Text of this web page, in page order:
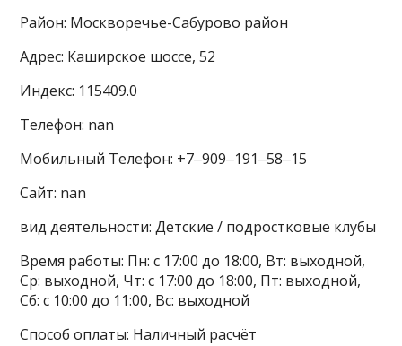
Район: Москворечье-Сабурово район
Адрес: Каширское шоссе, 52
Индекс: 115409.0
Телефон: nan
Мобильный Телефон: +7‒909‒191‒58‒15
Сайт: nan
вид деятельности: Детские / подростковые клубы
Время работы: Пн: с 17:00 до 18:00, Вт: выходной,
Ср: выходной, Чт: с 17:00 до 18:00, Пт: выходной,
Сб: с 10:00 до 11:00, Вс: выходной
Способ оплаты: Наличный расчёт